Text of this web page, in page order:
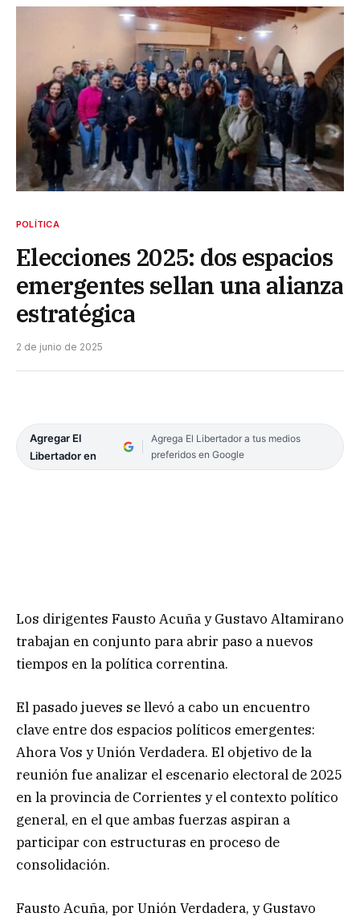
POLÍTICA
Elecciones 2025: dos espacios
emergentes sellan una alianza
estratégica
2 de junio de 2025
Agregar El
Libertador en
Agrega El Libertador a tus medios
preferidos en Google
Los dirigentes Fausto Acuña y Gustavo Altamirano
trabajan en conjunto para abrir paso a nuevos
tiempos en la política correntina.
El pasado jueves se llevó a cabo un encuentro
clave entre dos espacios políticos emergentes:
Ahora Vos y Unión Verdadera. El objetivo de la
reunión fue analizar el escenario electoral de 2025
en la provincia de Corrientes y el contexto político
general, en el que ambas fuerzas aspiran a
participar con estructuras en proceso de
consolidación.
Fausto Acuña, por Unión Verdadera, y Gustavo